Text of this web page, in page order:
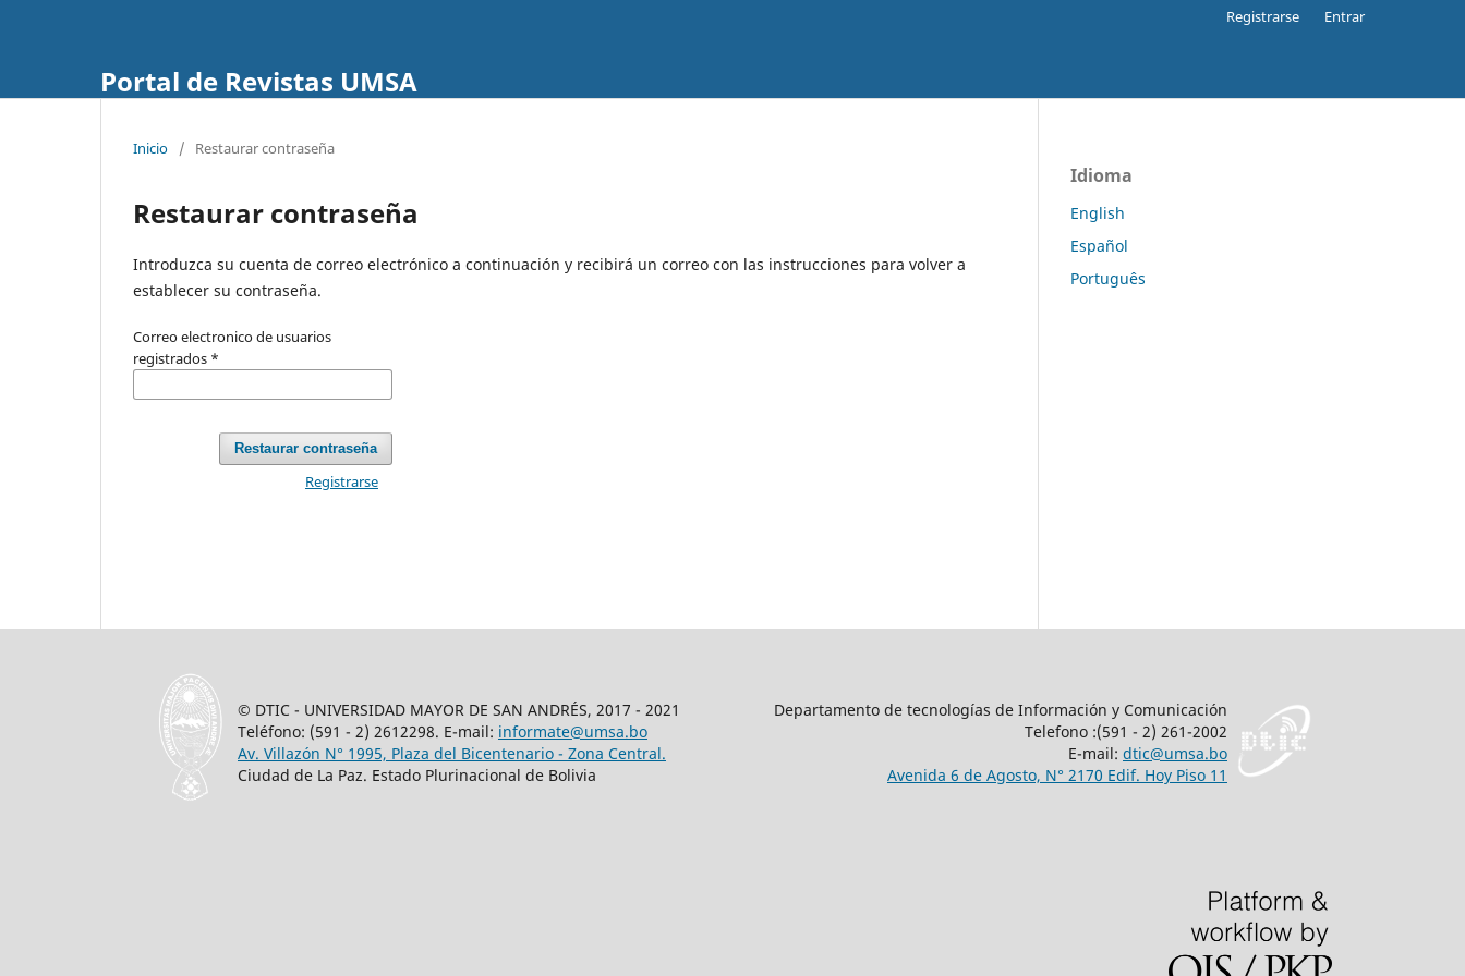
Portal de Revistas UMSA
Registrarse Entrar
Inicio / Restaurar contraseña
Restaurar contraseña
Introduzca su cuenta de correo electrónico a continuación y recibirá un correo con las instrucciones para volver a
establecer su contraseña.
Correo electronico de usuarios
registrados *
Restaurar contraseña
Registrarse
Idioma
English
Español
Português
© DTIC - UNIVERSIDAD MAYOR DE SAN ANDRÉS, 2017 - 2021
Teléfono: (591 - 2) 2612298. E-mail: informate@umsa.bo
Av. Villazón N° 1995, Plaza del Bicentenario - Zona Central.
Ciudad de La Paz. Estado Plurinacional de Bolivia
Departamento de tecnologías de Información y Comunicación
Telefono :(591 - 2) 261-2002
E-mail: dtic@umsa.bo
Avenida 6 de Agosto, N° 2170 Edif. Hoy Piso 11